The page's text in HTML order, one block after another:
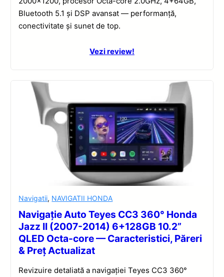
Bluetooth 5.1 și DSP avansat — performanță,
conectivitate și sunet de top.
Vezi review!
Navigatii, NAVIGATII HONDA
Navigație Auto Teyes CC3 360° Honda
Jazz II (2007-2014) 6+128GB 10.2”
QLED Octa-core — Caracteristici, Păreri
& Preț Actualizat
Revizuire detaliată a navigației Teyes CC3 360°